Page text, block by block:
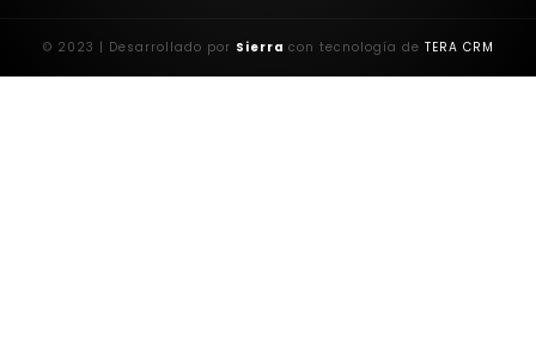
© 2023 | Desarrollado por Sierra con tecnología de TERA CRM